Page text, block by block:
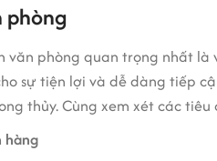
phòng
văn phòng quan trọng nhất
sự tiện lợi và dễ dàng tiếp
thủy. Cùng xem xét các tiêu
hàng